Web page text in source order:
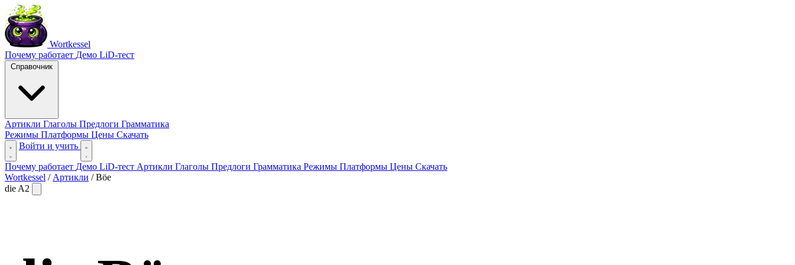
Wortkessel
Почему работает Демо LiD-тест
Справочник
Артикли Глаголы Предлоги Грамматика
Режимы Платформы Цены Скачать
Войти и учить
Почему работает Демо LiD-тест Артикли Глаголы Предлоги Грамматика Режимы Платформы Цены Скачать
Wortkessel / Артикли / Böe
die A2